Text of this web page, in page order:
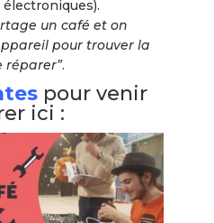
un café et on
pour trouver la
réparer”.
pour venir
ici :